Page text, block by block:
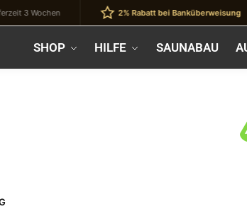
Wochen 2% Rabatt bei Banküberweisung
SHOP HILFE SAUNABAU